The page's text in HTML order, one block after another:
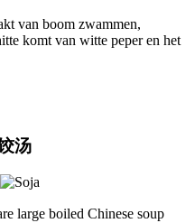
van boom zwammen,
komt van witte peper en het
汤
large boiled Chinese soup